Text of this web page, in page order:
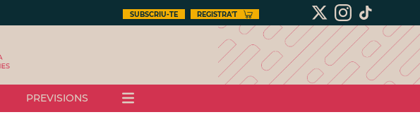
SUBSCRIU-TE REGISTRA'T
PREVISIONS